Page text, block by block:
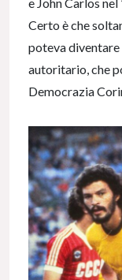
Certo è che
poteva
autoritario, che
Democrazia